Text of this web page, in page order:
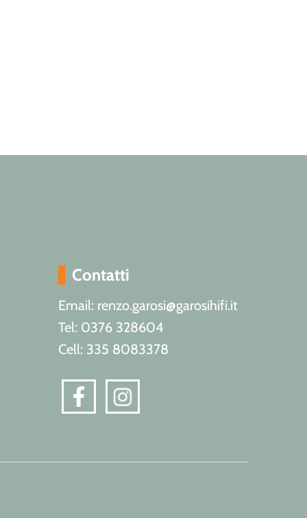
Contatti
Email: renzo.garosi@garosihifi.it
Tel: 0376 328604
Cell: 335 8083378